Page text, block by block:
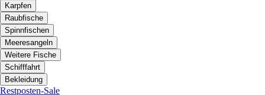
Karpfen
Raubfische
Spinnfischen
Meeresangeln
Weitere Fische
Schifffahrt
Bekleidung
Restposten-Sale